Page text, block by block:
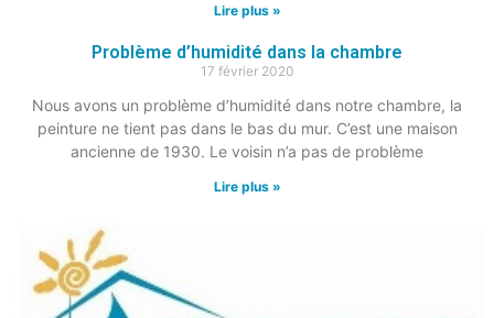
Lire plus »
Problème d’humidité dans la chambre
17 février 2020
Nous avons un problème d’humidité dans notre chambre, la
peinture ne tient pas dans le bas du mur. C’est une maison
ancienne de 1930. Le voisin n’a pas de problème
Lire plus »